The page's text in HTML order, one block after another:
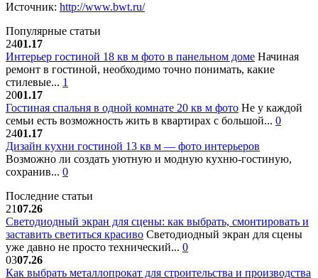
Источник: http://www.bwt.ru/
Популярные статьи
2401.17
Интерьер гостиной 18 кв м фото в панельном доме Начиная
ремонт в гостиной, необходимо точно понимать, какие
стилевые... 1
2001.17
Гостиная спальня в одной комнате 20 кв м фото Не у каждой
семьи есть возможность жить в квартирах с большой... 0
2401.17
Дизайн кухни гостиной 13 кв м — фото интерьеров
Возможно ли создать уютную и модную кухню-гостиную,
сохранив... 0
Последние статьи
2107.26
Светодиодный экран для сцены: как выбрать, смонтировать и
заставить светиться красиво Светодиодный экран для сцены
уже давно не просто технический... 0
0307.26
Как выбрать металлопрокат для строительства и производства